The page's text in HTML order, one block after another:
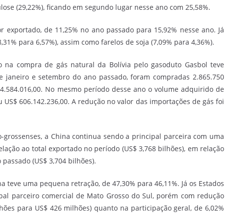
(29,22%), ficando em segundo lugar nesse ano com 25,58%.
de 11,25% no ano passado para 15,92% nesse ano. Já
para 6,57%), assim como farelos de soja (7,09% para 4,36%).
na compra de gás natural da Bolívia pelo gasoduto Gasbol teve
janeiro e setembro do ano passado, foram compradas 2.865.750
No mesmo período desse ano o volume adquirido de
606.142.236,00. A redução no valor das importações de gás foi
a China continua sendo a principal parceira com uma
ao total exportado no período (US$ 3,768 bilhões), em relação
(US$ 3,704 bilhões).
teve uma pequena retração, de 47,30% para 46,11%. Já os Estados
parceiro comercial de Mato Grosso do Sul, porém com redução
para US$ 426 milhões) quanto na participação geral, de 6,02%